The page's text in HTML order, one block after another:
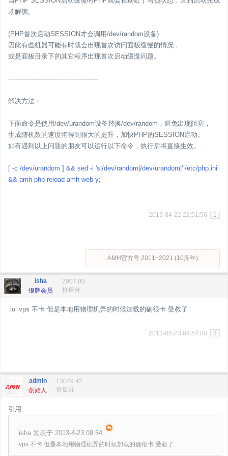
才解锁。
(PHP首次启动SESSION才会调用/dev/random设备)
因此有些机器可能有时就会出现首次访问面板缓慢的情况，
或是面板目录下的其它程序出现首次启动缓慢问题。
--------------------------------------------
解决方法：
下面命令是使用/dev/urandom设备替换/dev/random，避免出现阻塞，
生成随机数的速度将得到很大的提升，加快PHP的SESSION启动。
如有遇到以上问题的朋友可以运行以下命令，执行后将直接生效。
[ -c /dev/urandom ] && sed -i 's|/dev/random|/dev/urandom|' /etc/php.ini
&& amh php reload amh-web y;
2013-04-22 22:51:56 1
AMH官方号 2011~2021 (10周年)
isha
银牌会员
2907.00
价值分
:lol vps 不卡 但是本地用物理机弄的时候加载的确很卡 受教了
2013-04-23 09:54:00 2
admin
创始人
13049.42
价值分
引用:
isha 发表于 2013-4-23 09:54
vps 不卡 但是本地用物理机弄的时候加载的确很卡 受教了